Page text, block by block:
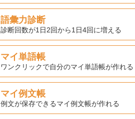
語彙力診断
診断回数が1日2回から1日4回に増える
マイ単語帳
ワンクリックで自分のマイ単語帳が作れる
マイ例文帳
例文が保存できるマイ例文帳が作れる